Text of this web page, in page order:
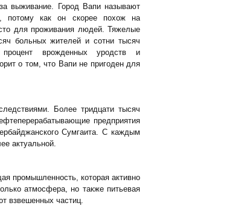
выживание. Город Вапи называют
потому как он скорее похож на
для проживания людей. Тяжелые
больных жителей и сотни тысяч
врожденных уродств и
о том, что Вапи не пригоден для
Более тридцати тысяч
предприятия
Сумгаита. С каждым
актуальной.
промышленность, которая активно
атмосфера, но также питьевая
взвешенных частиц.